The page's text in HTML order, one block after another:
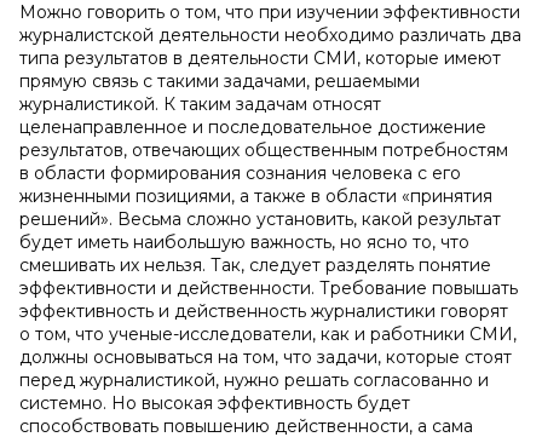
Можно говорить о том, что при изучении эффективности
журналистской деятельности необходимо различать два
типа результатов в деятельности СМИ, которые имеют
прямую связь с такими задачами, решаемыми
журналистикой. К таким задачам относят
целенаправленное и последовательное достижение
результатов, отвечающих общественным потребностям
в области формирования сознания человека с его
жизненными позициями, а также в области «принятия
решений». Весьма сложно установить, какой результат
будет иметь наибольшую важность, но ясно то, что
смешивать их нельзя. Так, следует разделять понятие
эффективности и действенности. Требование повышать
эффективность и действенность журналистики говорят
о том, что ученые-исследователи, как и работники СМИ,
должны основываться на том, что задачи, которые стоят
перед журналистикой, нужно решать согласованно и
системно. Но высокая эффективность будет
способствовать повышению действенности, а сама